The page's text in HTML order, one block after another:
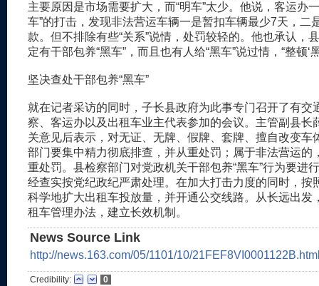
主要原因是市场需要扩大，而“明车”太少。他说，客运办
车”的打击，发现非法营运车辆一是暂扣车辆最少7天，二
款。但不排除有些“关系”说情，处罚较轻的。他也承认，
定有干部包养“黑车”，而且也有人给“黑车”说过情，“整顿‘
坚决查处干部包养“黑车”
就在记者采访的同时，子长县政府为此事专门召开了有交
察、客运办以及出租车业主代表参加的会议。主管副县长
关意见后表示，对无证、无牌、假牌、套牌、擅自改变车
部门要集中精力彻底排查，并从重处罚；属于非法营运的
重处罚。县检察部门对党政机关干部包养“黑车”行为要进
经查实按党纪政纪严肃处理。在加大打击力度的同时，按
科学地扩大出租车投放量，并开通公交线路。从长远出发
租车管理办法，建立长效机制。
News Source Link
http://news.163.com/05/1101/10/
Credibility: 0